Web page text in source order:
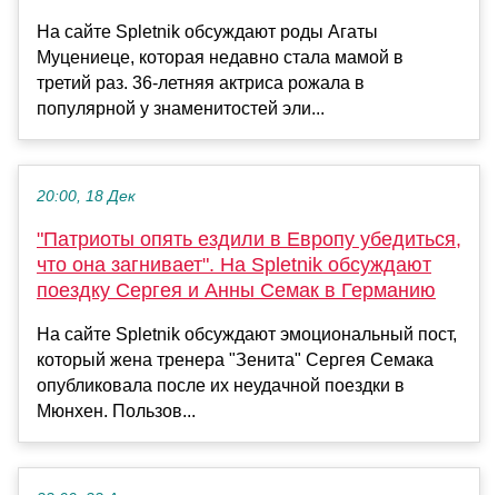
На сайте Spletnik обсуждают роды Агаты
Муцениеце, которая недавно стала мамой в
третий раз. 36-летняя актриса рожала в
популярной у знаменитостей эли...
20:00, 18 Дек
"Патриоты опять ездили в Европу убедиться,
что она загнивает". На Spletnik обсуждают
поездку Сергея и Анны Семак в Германию
На сайте Spletnik обсуждают эмоциональный пост,
который жена тренера "Зенита" Сергея Семака
опубликовала после их неудачной поездки в
Мюнхен. Пользов...